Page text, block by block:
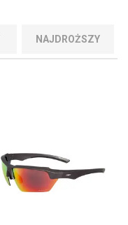
NAJDROŻSZY